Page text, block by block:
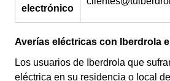
electrónico
Averías eléctricas con Iberdrola
Los usuarios de Iberdrola que
eléctrica en su residencia o local de